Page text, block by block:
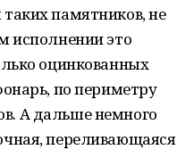
памятников, не
исполнении это
оцинкованных
по периметру
А дальше немного
переливающаяся